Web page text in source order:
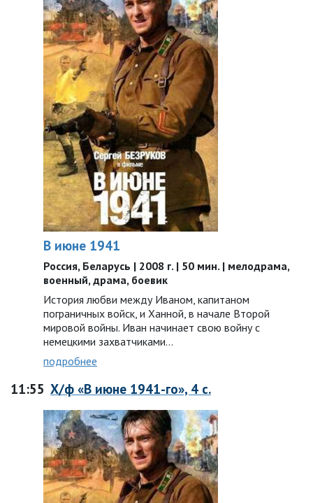
В июне 1941
Россия, Беларусь | 2008 г. | 50 мин. | мелодрама,
военный, драма, боевик
История любви между Иваном, капитаном
пограничных войск, и Ханной, в начале Второй
мировой войны. Иван начинает свою войну с
немецкими захватчиками…
подробнее
11:55 Х/ф «В июне 1941-го», 4 с.